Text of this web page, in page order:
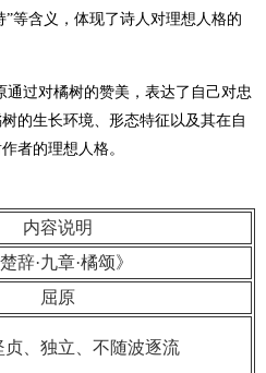
”等含义，体现了诗人对理想人格的
通过对橘树的赞美，表达了自己对忠
的生长环境、形态特征以及其在自
者的理想人格。
内容说明
楚辞·九章·橘颂》
屈原
贞、独立、不随波逐流